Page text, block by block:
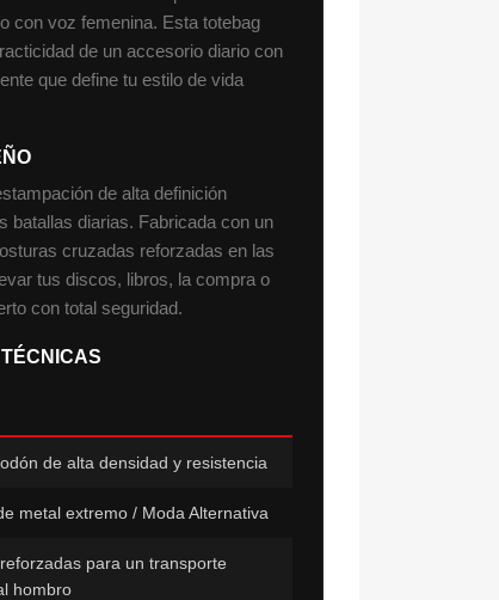
con voz femenina. Esta totebag
de un accesorio diario con
que define tu estilo de vida
de alta definición
batallas diarias. Fabricada con un
cruzadas reforzadas en las
tus discos, libros, la compra o
con total seguridad.
de alta densidad y resistencia
metal extremo / Moda Alternativa
para un transporte
hombro